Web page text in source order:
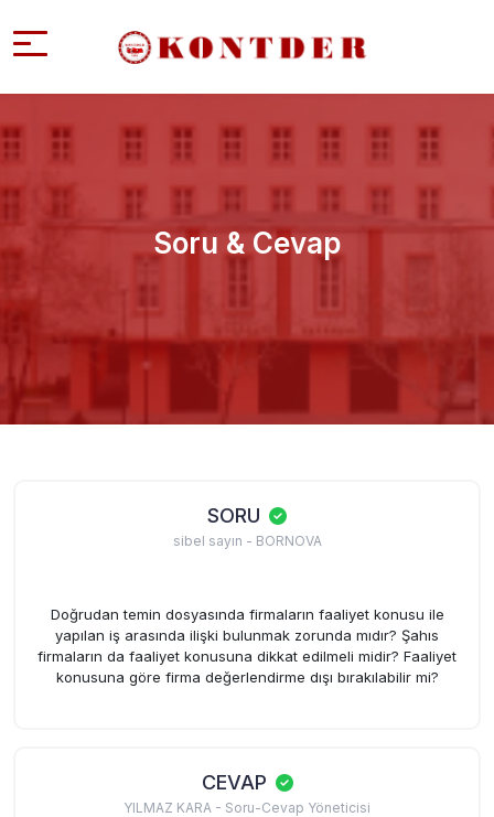
Soru & Cevap
SORU
sibel sayın - BORNOVA
Doğrudan temin dosyasında firmaların faaliyet konusu ile
yapılan iş arasında ilişki bulunmak zorunda mıdır? Şahıs
firmaların da faaliyet konusuna dikkat edilmeli midir? Faaliyet
konusuna göre firma değerlendirme dışı bırakılabilir mi?
CEVAP
YILMAZ KARA - Soru-Cevap Yöneticisi